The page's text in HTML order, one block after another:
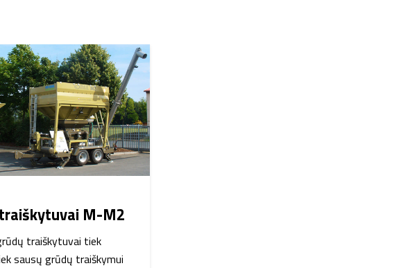
grūdų perdirbimo
kompleksai,
Ukrainą, Rusiją, Slovakiją,
Rumuniją, Olandiją,
M-M2
traiškytuvai tiek
sausų grūdų traiškymui